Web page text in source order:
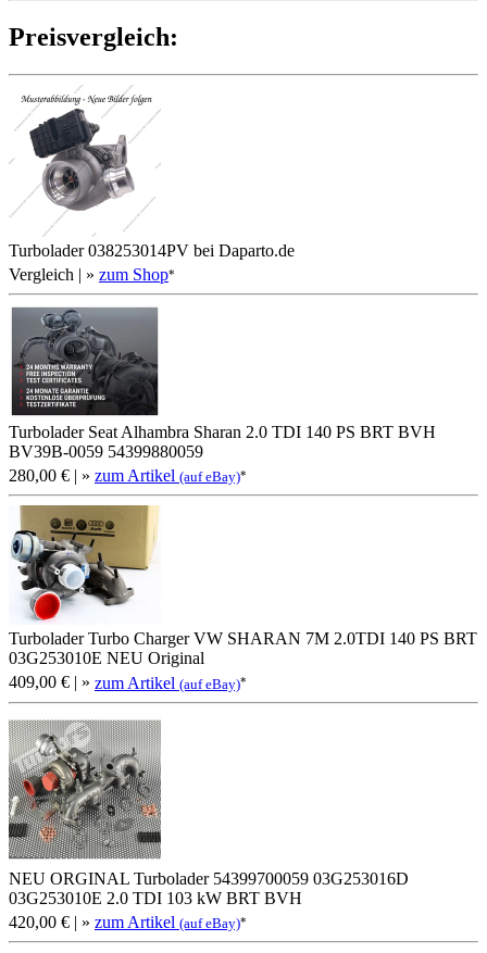
Preis­ver­gleich:
Turbolader 038253014PV bei Daparto.de
Vergleich | » zum Shop*
Turbolader Seat Alhambra Sharan 2.0 TDI 140 PS BRT BVH
BV39B-0059 54399880059
280,00 € | » zum Artikel (auf eBay)*
Turbolader Turbo Charger VW SHARAN 7M 2.0TDI 140 PS BRT
03G253010E NEU Original
409,00 € | » zum Artikel (auf eBay)*
NEU ORGINAL Turbolader 54399700059 03G253016D
03G253010E 2.0 TDI 103 kW BRT BVH
420,00 € | » zum Artikel (auf eBay)*